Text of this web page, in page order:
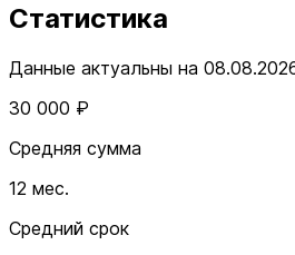
Статистика
Данные актуальны на
30 000 ₽
Средняя сумма
12 мес.
Средний срок